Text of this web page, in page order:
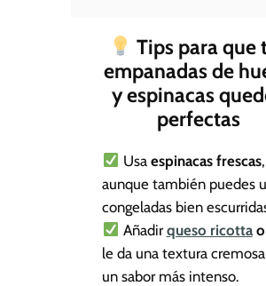
Tips para que
empanadas de
y espinacas
perfectas
Usa espinacas frescas,
aunque también puedes
congeladas bien
Añadirqueso ricottao
le da una textura
un sabor más intenso.